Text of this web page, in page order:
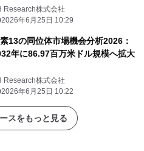
Research株式会社
2026年6月25日 10:29
13の同位体市場機会分析2026：
年に86.97百万米ドル規模へ拡大
Research株式会社
2026年6月25日 10:22
スをもっと見る